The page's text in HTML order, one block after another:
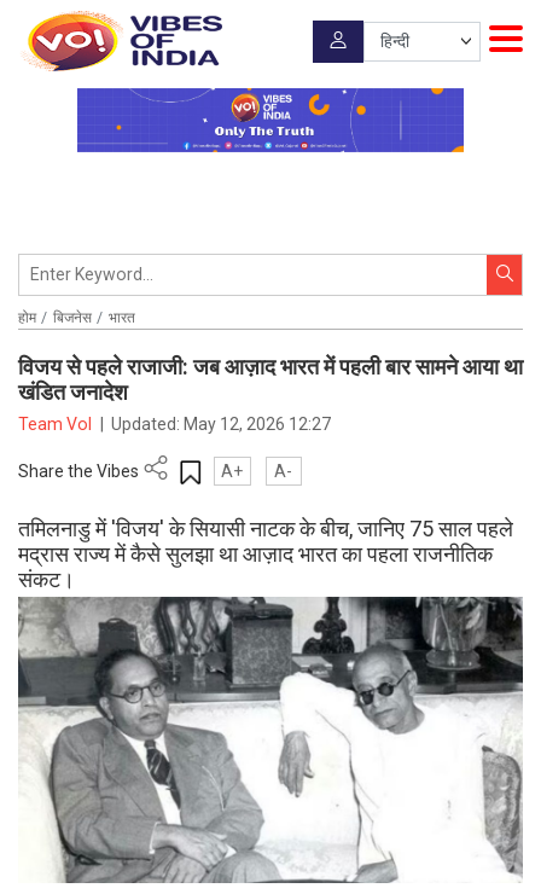
होम बिजनेस भारत
विजय से पहले राजाजी: जब आज़ाद भारत में पहली बार सामने आया था
खंडित जनादेश
Team VoI Updated: May 12, 2026 12:27
Share the Vibes A+ A-
तमिलनाडु में 'विजय' के सियासी नाटक के बीच, जानिए 75 साल पहले
मद्रास राज्य में कैसे सुलझा था आज़ाद भारत का पहला राजनीतिक
संकट।